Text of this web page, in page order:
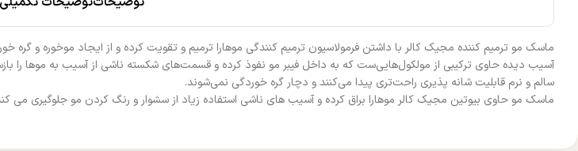
ماسک مو ترمیم کننده مجیک کالر با داشتن فرمولاسیون ترمیم کنندگی موهارا ترمیم و تقویت کرده و از ایجاد موخوره و
آسیب دیده حاوی ترکیبی از مولکول‌هایی‌ست که به داخل فیبر مو نفوذ کرده و قسمت‌های شکسته ناشی از آسیب به موها را
سالم و نرم قابلیت شانه پذیری راحت‌تری پیدا می‌کنند و دچار گره خوردگی نمی‌شوند.
ماسک مو حاوی بیوتین مجیک کالر موهارا براق کرده و آسیب های ناشی استفاده زیاد از سشوار و رنگ کردن مو جلوگیری می